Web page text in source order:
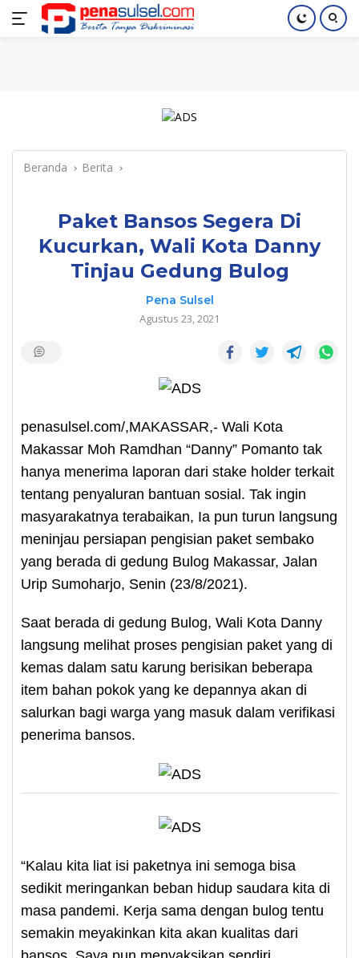
Langsung
Home Nasional Pendidikan Index
Beranda Berita
Paket Bansos Segera Di
Kucurkan, Wali Kota Danny
Tinjau Gedung Bulog
Pena Sulsel
Agustus 23, 2021
penasulsel.com/,MAKASSAR,- Wali Kota
Makassar Moh Ramdhan “Danny” Pomanto tak
hanya menerima laporan dari stake holder terkait
tentang penyaluran bantuan sosial. Tak ingin
masyarakatnya terabaikan, Ia pun turun langsung
meninjau persiapan pengisian paket sembako
yang berada di gedung Bulog Makassar, Jalan
Urip Sumoharjo, Senin (23/8/2021).
Saat berada di gedung Bulog, Wali Kota Danny
langsung melihat proses pengisian paket yang di
kemas dalam satu karung berisikan beberapa
item bahan pokok yang ke depannya akan di
salurkan bagi warga yang masuk dalam verifikasi
penerima bansos.
“Kalau kita liat isi paketnya ini semoga bisa
sedikit meringankan beban hidup saudara kita di
masa pandemi. Kerja sama dengan bulog tentu
semakin meyakinkan kita akan kualitas dari